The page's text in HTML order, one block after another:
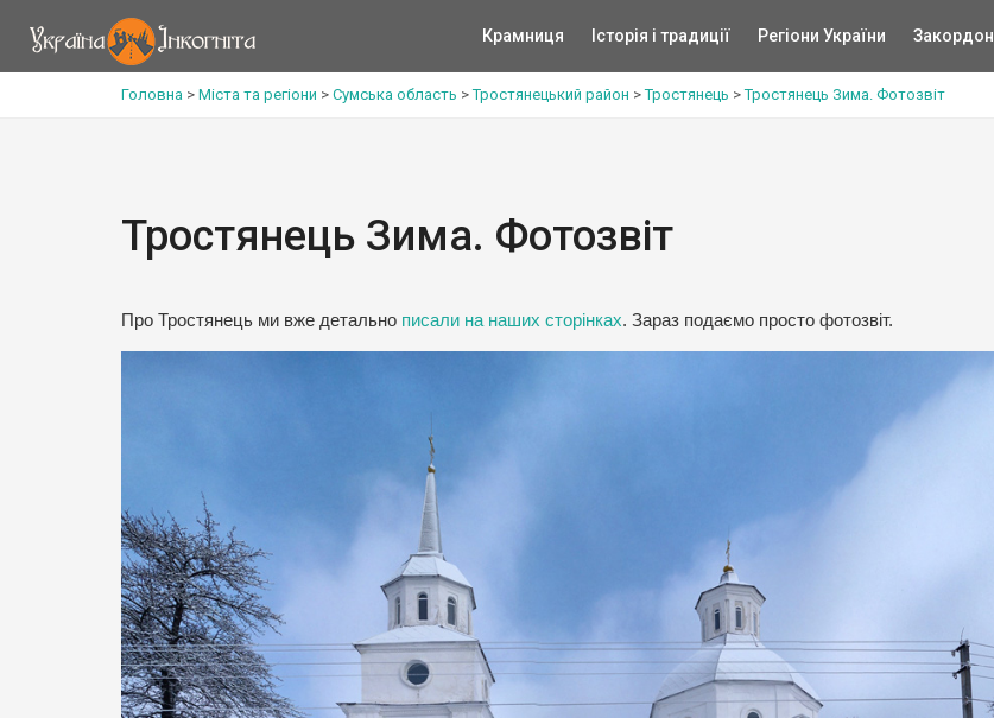
Крамниця Історія і традиції Регіони України Закордон
Головна > Міста та регіони > Сумська область >Тростянецький район >Тростянець >Тростянець Зима. Фотозвіт
Тростянець Зима. Фотозвіт
Про Тростянець ми вже детально писали на наших сторінках. Зараз подаємо просто фотозвіт.